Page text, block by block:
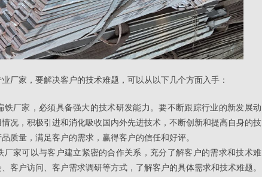
厂家，要解决客户的技术难题，可以从以下几个方面入手：
厂家，必须具备强大的技术研发能力。要不断跟踪行业的新发展动
况，积极引进和消化吸收国内外先进技术，不断创新和提高自身的技
质量，满足客户的需求，赢得客户的信任和好评。
厂家可以与客户建立紧密的合作关系，充分了解客户的需求和技术难
客户访问、客户需求调研等方式，了解客户的具体需求和技术难题。